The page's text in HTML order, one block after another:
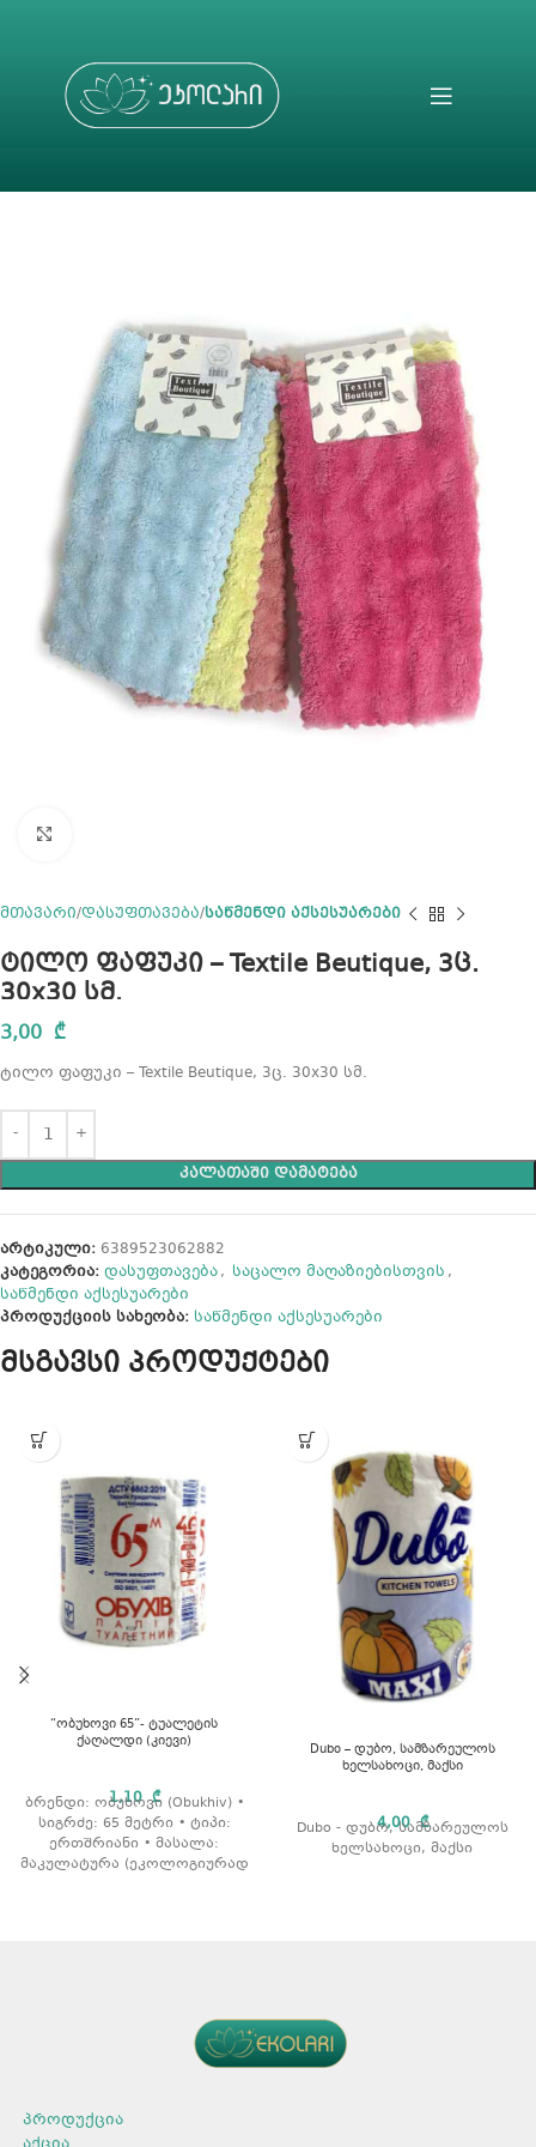
მთავარი დასუფთავება საწმენდი აქსესუარები
ტილო ფაფუკი – Textile Beutique, 3ც.
30х30 სმ.
3,00 ₾
ტილო ფაფუკი – Textile Beutique, 3ც. 30х30 სმ.
ᲙᲐᲚᲐᲗᲐᲨᲘ ᲓᲐᲛᲐᲢᲔᲑᲐ
არტიკული: 6389523062882
კატეგორია: დასუფთავება, საცალო მაღაზიებისთვის ,
საწმენდი აქსესუარები
პროდუქციის სახეობა: საწმენდი აქსესუარები
მსგავსი პროდუქტები
“ობუხოვი 65”- ტუალეტის
ქაღალდი (კიევი)
1,10₾
ბრენდი: ობუხოვი (Obukhiv) •
სიგრძე: 65 მეტრი • ტიპი:
ერთშრიანი • მასალა:
მაკულატურა (ეკოლოგიურად
Dubo – დუბო, სამზარეულოს
ხელსახოცი, მაქსი
4,00₾
Dubo - დუბო, სამზარეულოს
ხელსახოცი, მაქსი
პროდუქცია